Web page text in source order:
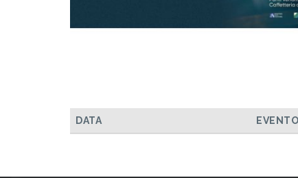
DATA EVENTO